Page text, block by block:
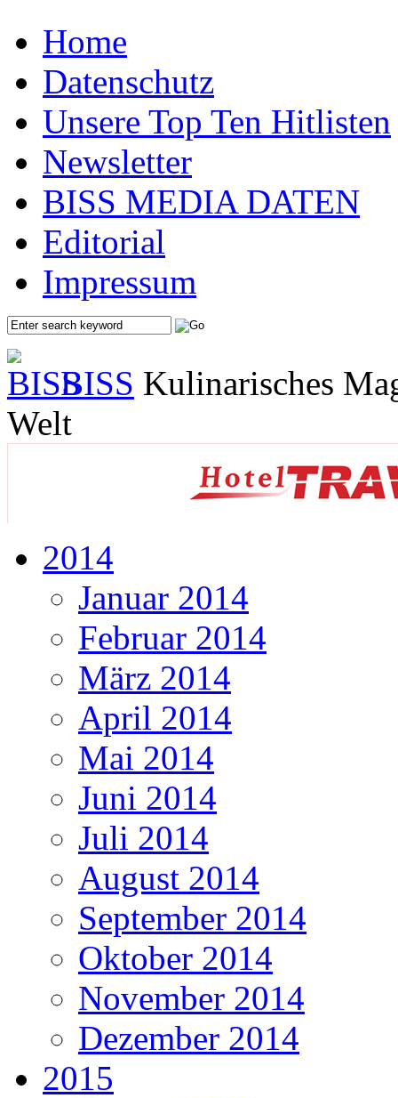
Home
Datenschutz
Unsere Top Ten Hitlisten
Newsletter
BISS MEDIA DATEN
Editorial
Impressum
BISS Kulinarisches
Welt
2014
Januar 2014
Februar 2014
März 2014
April 2014
Mai 2014
Juni 2014
Juli 2014
August 2014
September 2014
Oktober 2014
November 2014
Dezember 2014
2015